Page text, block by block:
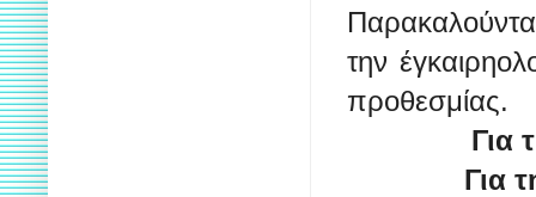
την έγκαιρη
προθεσμίας.
Για
Για